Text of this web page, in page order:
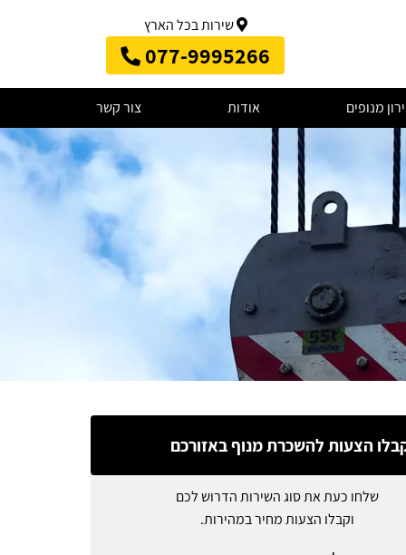
שירות בכל הארץ
077-9995266
מנופים אודות צור קשר
הצעות להשכרת מנוף באזורכם
שלחו כעת את סוג השירות הדרוש לכם
וקבלו הצעות מחיר במהירות.